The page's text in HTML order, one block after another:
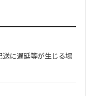
に遅延等が生じる場